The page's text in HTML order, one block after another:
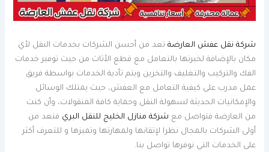
شركة نقل عفش العارضة تعد من أحسن الشركات بخدمات النقل لأي
مكان بالإضافة لخبرتها بالتعامل مع قطع الأثاث من حيث توفير خدمات
الفك والتركيب والتغليف والتخزين ويتم تأدية الخدمات بواسطة فريق
عمل مدرب على كيفية التعامل مع العفش، حيث يمتلك الوسائل
والإمكانيات الحديثة لسهولة النقل وحماية كافة المنقولات، وأن كنت
من العارضة فتواصل مع شركة منازل الخليج للنقل البري فتعد من
أولى الشركات بالمجال نظرا لإتقانها ولمهارتها وتميزها و للتعرف أكثر
على الخدمات التي نوفرها تواصل بنا.